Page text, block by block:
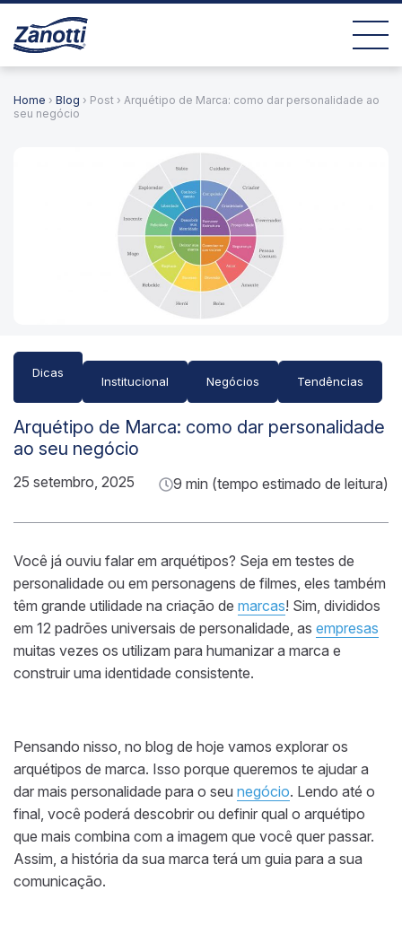
Home › Blog › Post › Arquétipo de Marca: como dar personalidade ao
seu negócio
Dicas
Institucional Negócios Tendências
Arquétipo de Marca: como dar personalidade
ao seu negócio
25 setembro, 2025 9 min (tempo estimado de leitura)
Você já ouviu falar em arquétipos? Seja em testes de
personalidade ou em personagens de filmes, eles também
têm grande utilidade na criação de marcas! Sim, divididos
em 12 padrões universais de personalidade, as empresas
muitas vezes os utilizam para humanizar a marca e
construir uma identidade consistente.
Pensando nisso, no blog de hoje vamos explorar os
arquétipos de marca. Isso porque queremos te ajudar a
dar mais personalidade para o seu negócio. Lendo até o
final, você poderá descobrir ou definir qual o arquétipo
que mais combina com a imagem que você quer passar.
Assim, a história da sua marca terá um guia para a sua
comunicação.